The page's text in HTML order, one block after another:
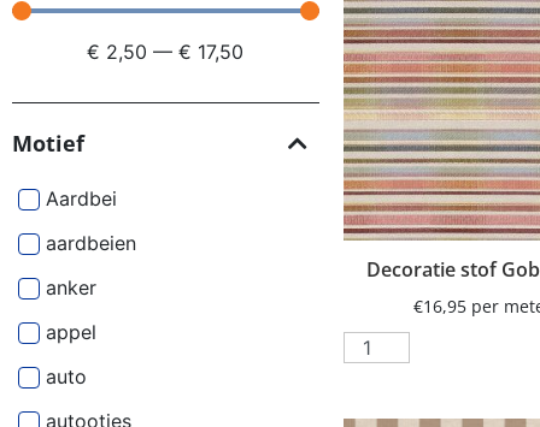
€ 2,50—€ 17,50
Motief
Aardbei
aardbeien
anker
appel
auto
autootjes
Decoratie stof
€16,95 per